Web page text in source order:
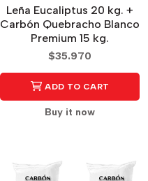
Leña Eucaliptus 20 kg. +
Carbón Quebracho Blanco
Premium 15 kg.
$35.970
ADD TO CART
Buy it now